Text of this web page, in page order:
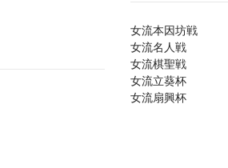
女流本因坊戦
女流名人戦
女流棋聖戦
女流立葵杯
女流扇興杯